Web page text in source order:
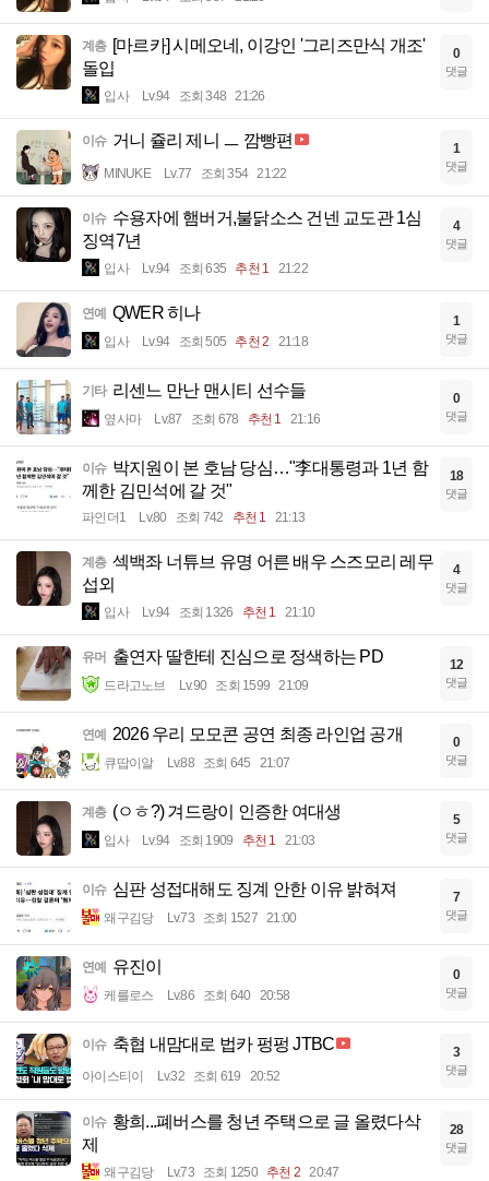
계층 [마르카] 시메오네, 이강인 '그리즈만식 개조'
돌입
입사 Lv.94 조회 348 21:26
0
댓글
이슈 거니 쥴리 제니 ㅡ 깜빵편
MINUKE Lv.77 조회 354 21:22
1
댓글
이슈 수용자에 햄버거,불닭소스 건넨 교도관 1심
징역7년
입사 Lv.94 조회 635 추천 1 21:22
4
댓글
연예 QWER 히나
입사 Lv.94 조회 505 추천 2 21:18
1
댓글
기타 리센느 만난 맨시티 선수들
옆사마 Lv.87 조회 678 추천 1 21:16
0
댓글
이슈 박지원이 본 호남 당심…"李대통령과 1년 함
께한 김민석에 갈 것"
파인더1 Lv.80 조회 742 추천 1 21:13
18
댓글
계층 섹백좌 너튜브 유명 어른 배우 스즈모리 레무
섭외
입사 Lv.94 조회 1326 추천 1 21:10
4
댓글
유머 출연자 딸한테 진심으로 정색하는 PD
드라고노브 Lv.90 조회 1599 21:09
12
댓글
연예 2026 우리 모모콘 공연 최종 라인업 공개
큐땁이알 Lv.88 조회 645 21:07
0
댓글
계층 (ㅇㅎ?) 겨드랑이 인증한 여대생
입사 Lv.94 조회 1909 추천 1 21:03
5
댓글
이슈 심판 성접대해도 징계 안한 이유 밝혀져
왜구김당 Lv.73 조회 1527 21:00
7
댓글
연예 유진이
케를로스 Lv.86 조회 640 20:58
0
댓글
이슈 축협 내맘대로 법카 펑펑 JTBC
아이스티이 Lv.32 조회 619 20:52
3
댓글
이슈 황희...폐버스를 청년 주택으로 글 올렸다삭
제
왜구김당 Lv.73 조회 1250 추천 2 20:47
28
댓글